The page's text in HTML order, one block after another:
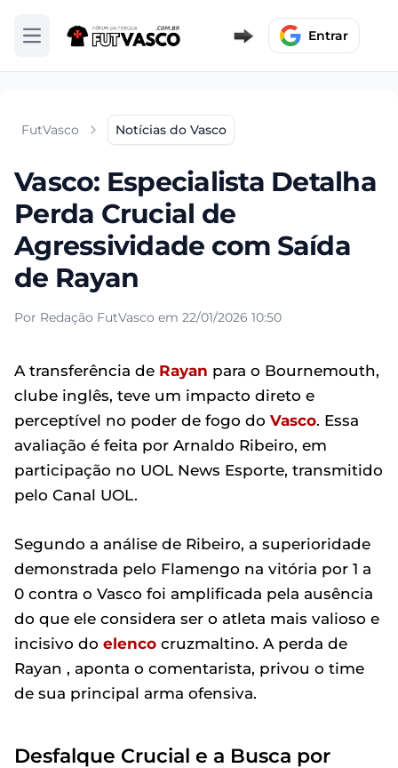
Abrir menu Entrar
FutVasco Notícias do Vasco
Vasco: Especialista Detalha
Perda Crucial de
Agressividade com Saída
de Rayan
Por Redação FutVasco em 22/01/2026 10:50
A transferência de Rayan para o Bournemouth,
clube inglês, teve um impacto direto e
perceptível no poder de fogo do Vasco. Essa
avaliação é feita por Arnaldo Ribeiro, em
participação no UOL News Esporte, transmitido
pelo Canal UOL.
Segundo a análise de Ribeiro, a superioridade
demonstrada pelo Flamengo na vitória por 1 a
0 contra o Vasco foi amplificada pela ausência
do que ele considera ser o atleta mais valioso e
incisivo do elenco cruzmaltino. A perda de
Rayan , aponta o comentarista, privou o time
de sua principal arma ofensiva.
Desfalque Crucial e a Busca por